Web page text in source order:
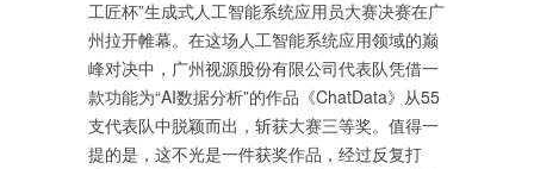
工匠杯”生成式人工智能系统应用员大赛决赛在广
州拉开帷幕。在这场人工智能系统应用领域的巅
峰对决中，广州视源股份有限公司代表队凭借一
款功能为“AI数据分析”的作品《ChatData》从55
支代表队中脱颖而出，斩获大赛三等奖。值得一
提的是，这不光是一件获奖作品，经过反复打